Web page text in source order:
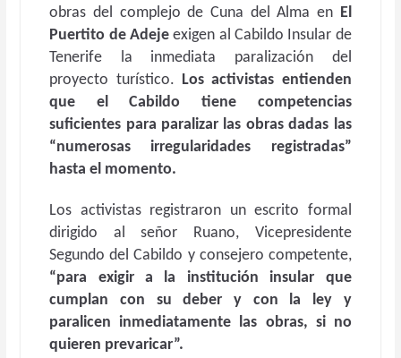
obras del complejo de Cuna del Alma en El
Puertito de Adejeexigen al Cabildo Insular de
Tenerife la inmediata paralización del
proyecto turístico. Los activistas entienden
que el Cabildo tiene competencias
suficientes para paralizar las obras dadas las
“numerosas irregularidades registradas”
hasta el momento.
Los activistas registraron un escrito formal
dirigido al señor Ruano, Vicepresidente
Segundo del Cabildo y consejero competente,
“para exigir a la institución insular que
cumplan con su deber y con la ley y
paralicen inmediatamente las obras, si no
quieren prevaricar”.